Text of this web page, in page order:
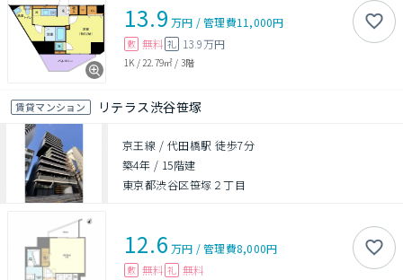
13.9 万円 /管理費11,000円
敷 無料 礼 13.9万円
1K / 22.79㎡ / 3階
賃貸マンション リテラス渋谷笹塚
京王線 / 代田橋駅 徒歩7分
築4年 / 15階建
東京都渋谷区笹塚２丁目
12.6 万円 /管理費8,000円
敷 無料 礼 無料